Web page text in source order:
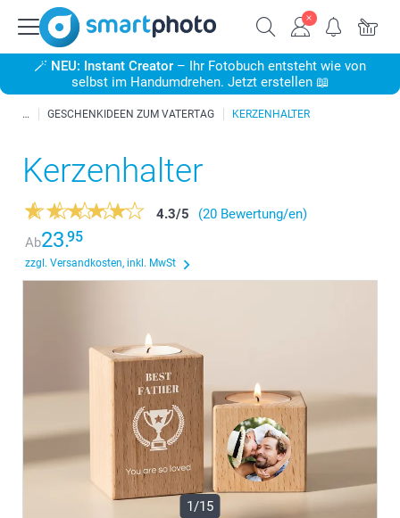
🪄 NEU: Instant Creator – Ihr Fotobuch entsteht wie von
selbst im Handumdrehen. Jetzt erstellen 📖
GESCHENKIDEEN ZUM VATERTAG KERZENHALTER
Kerzenhalter
4.3/5
(20 Bewertung/en)
Ab23.95
zzgl. Versandkosten, inkl. MwSt
1/15